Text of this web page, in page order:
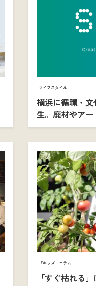
ライフスタイル
横浜に循環・
生。廃材やア
「キッズ」コラム
「すぐ枯れる